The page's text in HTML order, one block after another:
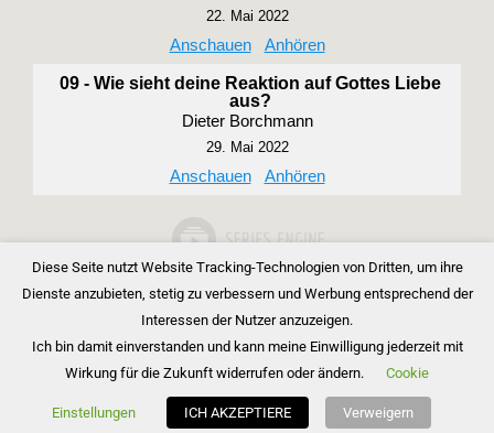
22. Mai 2022
Anschauen Anhören
09 - Wie sieht deine Reaktion auf Gottes Liebe
aus?
Dieter Borchmann
29. Mai 2022
Anschauen Anhören
Copyright © 2026 Bibelgemeinde Barnim
Diese Seite nutzt Website Tracking-Technologien von Dritten, um ihre
Dienste anzubieten, stetig zu verbessern und Werbung entsprechend der
Interessen der Nutzer anzuzeigen.
Ich bin damit einverstanden und kann meine Einwilligung jederzeit mit
Wirkung für die Zukunft widerrufen oder ändern.
Cookie
Einstellungen ICH AKZEPTIERE Verweigern